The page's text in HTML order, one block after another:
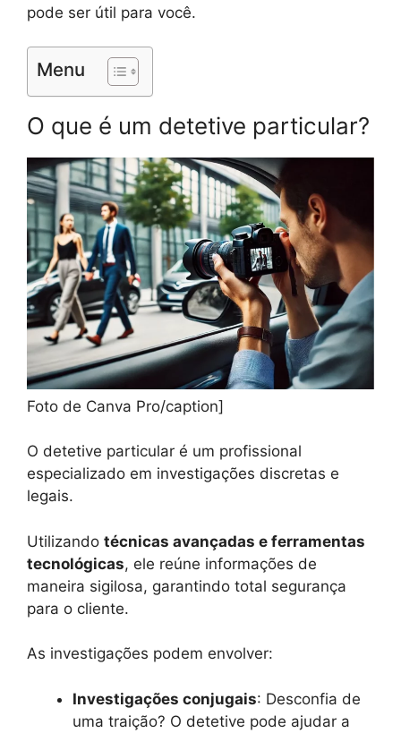
pode ser útil para você.
Menu
O que é um detetive particular?
Foto de Canva Pro/caption]
O detetive particular é um profissional
especializado em investigações discretas e
legais.
Utilizando técnicas avançadas e ferramentas
tecnológicas, ele reúne informações de
maneira sigilosa, garantindo total segurança
para o cliente.
As investigações podem envolver:
Investigações conjugais: Desconfia de
uma traição? O detetive pode ajudar a